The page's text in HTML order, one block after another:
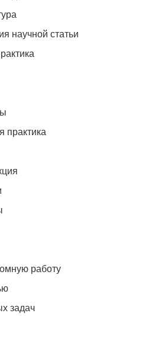
научной статьи
практика
работу
задач